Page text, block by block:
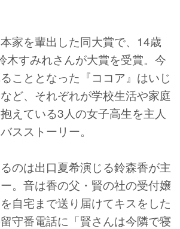
家を輩出した同大賞で、14歳
木すみれさんが大賞を受賞。今
こととなった『ココア』はいじ
ど、それぞれが学校生活や家庭
えている3人の女子高生を主人
スストーリー。
のは出口夏希演じる鈴森香が主
。音は香の父・賢の社の受付嬢
自宅まで送り届けてキスをした
守番電話に「賢さんは今隣で寝